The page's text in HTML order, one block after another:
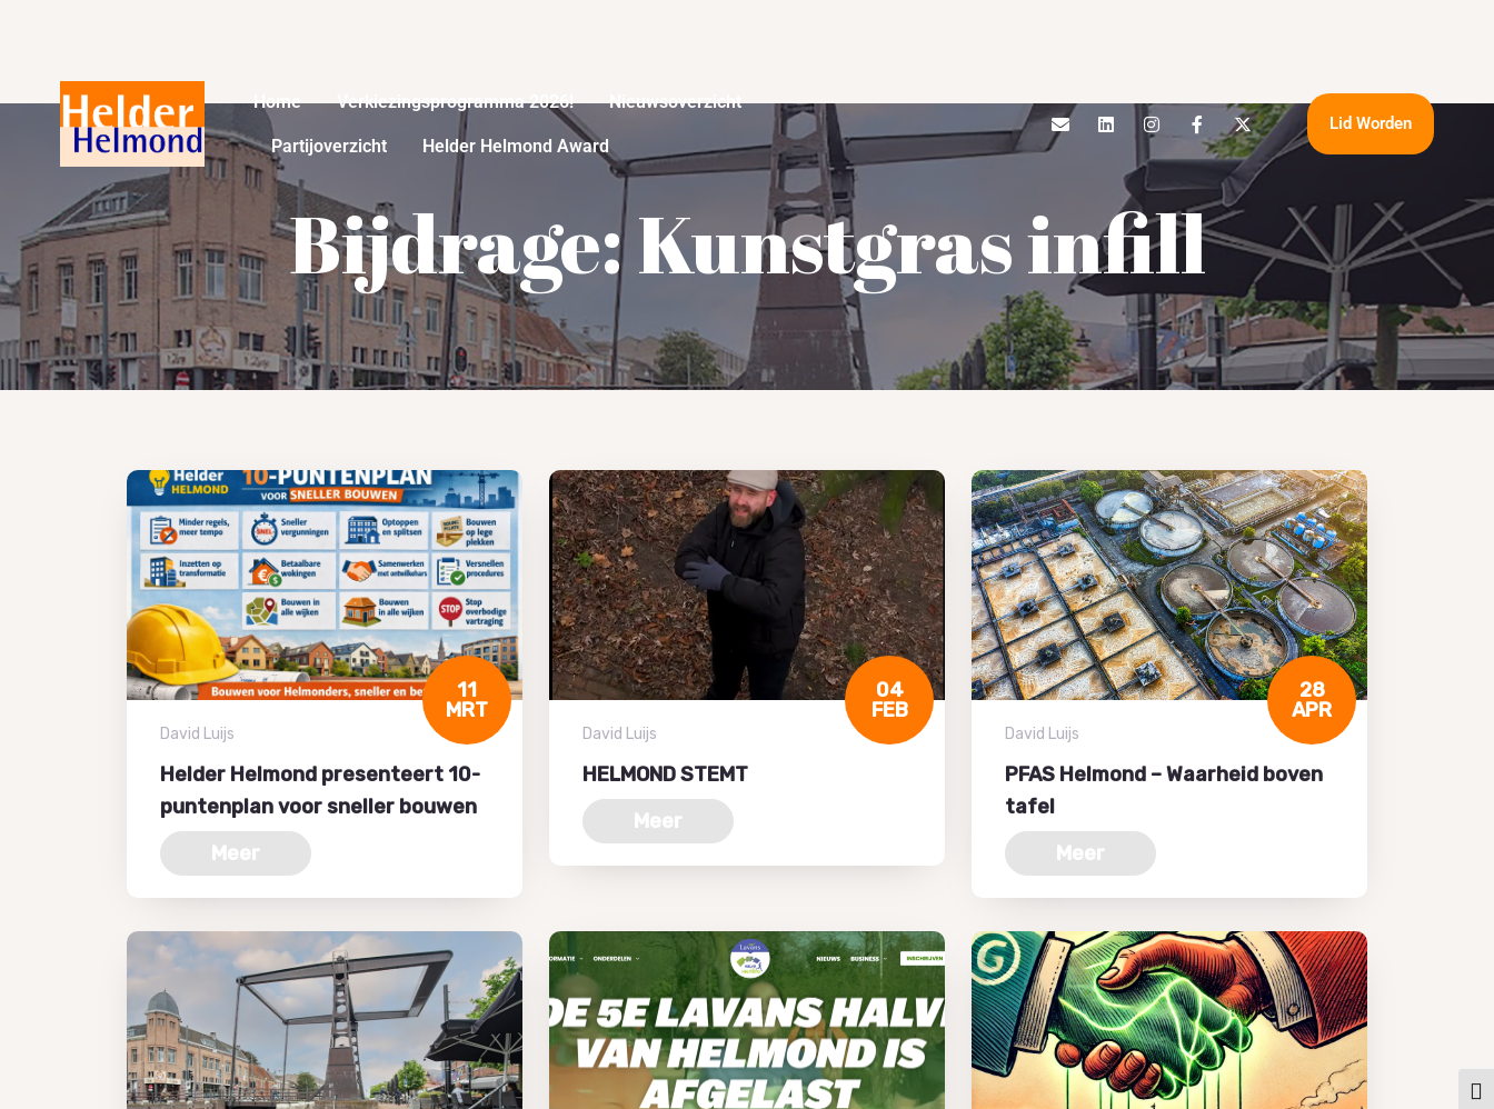
Home Verkiezingsprogramma 2026! Nieuwsoverzicht
Partijoverzicht Helder Helmond Award
Lid Worden
Bijdrage: Kunstgras infill
11
MRT
David Luijs
Helder Helmond presenteert 10-
puntenplan voor sneller bouwen
Meer
04
FEB
David Luijs
HELMOND STEMT
Meer
28
APR
David Luijs
PFAS Helmond – Waarheid boven
tafel
Meer